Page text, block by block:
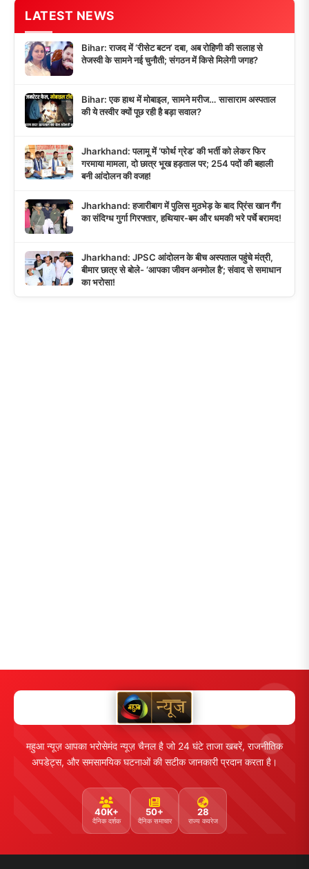
LATEST NEWS
Bihar: राजद में ‘रीसेट बटन’ दबा, अब रोहिणी की सलाह से
तेजस्वी के सामने नई चुनौती; संगठन में किसे मिलेगी जगह?
Bihar: एक हाथ में मोबाइल, सामने मरीज… सासाराम अस्पताल
की ये तस्वीर क्यों पूछ रही है बड़ा सवाल?
Jharkhand: पलामू में ‘फोर्थ ग्रेड’ की भर्ती को लेकर फिर
गरमाया मामला, दो छात्र भूख हड़ताल पर; 254 पदों की बहाली
बनी आंदोलन की वजह!
Jharkhand: हजारीबाग में पुलिस मुठभेड़ के बाद प्रिंस खान गैंग
का संदिग्ध गुर्गा गिरफ्तार, हथियार-बम और धमकी भरे पर्चे बरामद!
Jharkhand: JPSC आंदोलन के बीच अस्पताल पहुंचे मंत्री,
बीमार छात्र से बोले- ‘आपका जीवन अनमोल है’; संवाद से समाधान
का भरोसा!
महुआ न्यूज़ आपका भरोसेमंद न्यूज़ चैनल है जो 24 घंटे ताजा खबरें, राजनीतिक
अपडेट्स, और समसामयिक घटनाओं की सटीक जानकारी प्रदान करता है।
40K+
दैनिक दर्शक
50+
दैनिक समाचार
28
राज्य कवरेज